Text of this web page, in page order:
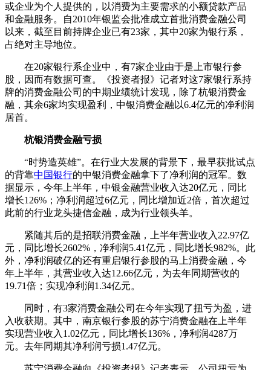
或企业为个人提供的，以消费为主要需求的小额贷款产品
和金融服务。自2010年银监会批准成立首批消费金融公司
以来，截至目前持牌企业已有23家，其中20家为银行系，
占绝对主导地位。
在20家银行系企业中，有7家企业由于是上市银行参
股，因而有数据可查。《投资者报》记者对这7家银行系持
牌的消费金融公司的中期业绩统计发现，除了杭银消费金
融，其余6家均实现盈利，中银消费金融以6.4亿元的净利润
居首。
杭银消费金融亏损
“时势造英雄”。在行业大发展的背景下，最早获批试点
的背靠中国银行的中银消费金融拿下了净利润的冠军。数
据显示，今年上半年，中银金融营业收入达20亿元，同比
增长126%；净利润超过6亿元，同比增加近2倍，首次超过
此前的行业龙头捷信金融，成为行业领头羊。
紧随其后的是招联消费金融，上半年营业收入22.97亿
元，同比增长2602%，净利润5.41亿元，同比增长982%。此
外，净利润破亿的还有重启银行参股的马上消费金融，今
年上半年，其营业收入达12.66亿元，为去年同期营收的
19.71倍；实现净利润1.34亿元。
同时，有3家消费金融公司在今年实现了扭亏为盈，进
入收获期。其中，南京银行参股的苏宁消费金融在上半年
实现营业收入1.02亿元，同比增长136%，净利润4287万
元。去年同期其净利润亏损1.47亿元。